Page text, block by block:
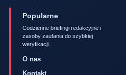
Popularne
Codzienne briefingi redakcyjne i
zasoby zaufania do szybkiej
weryfikacji.
O nas
Kontakt